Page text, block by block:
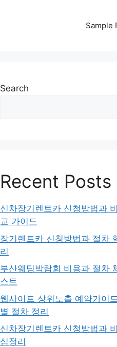
Sample
Search
Recent Posts
신차장기렌트카 신청방법과
교 가이드
장기렌트카 신청방법과 절차
리
부산웨딩박람회 비용과 절차
스트
웹사이트 상위노출 예약가이
별 절차 정리
신차장기렌트카 신청방법과
심정리